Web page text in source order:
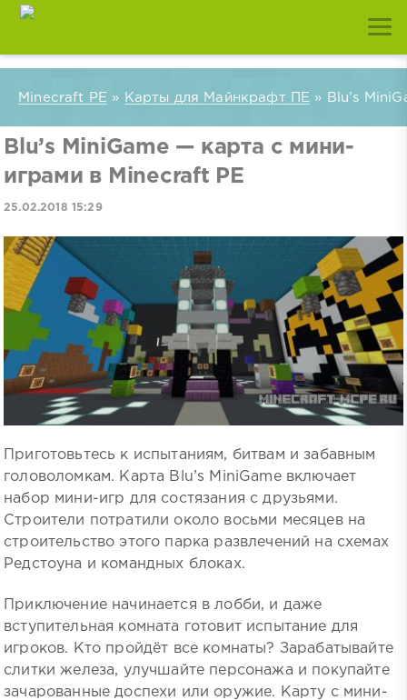
Minecraft PE » Карты для Майнкрафт ПЕ » Blu’s
Blu’s MiniGame — карта с мини-
играми в Minecraft PE
25.02.2018 15:29
Приготовьтесь к испытаниям, битвам и забавным
головоломкам. Карта Blu’s MiniGame включает
набор мини-игр для состязания с друзьями.
Строители потратили около восьми месяцев на
строительство этого парка развлечений на схемах
Редстоуна и командных блоках.
Приключение начинается в лобби, и даже
вступительная комната готовит испытание для
игроков. Кто пройдёт все комнаты? Зарабатывайте
слитки железа, улучшайте персонажа и покупайте
зачарованные доспехи или оружие. Карту с мини-